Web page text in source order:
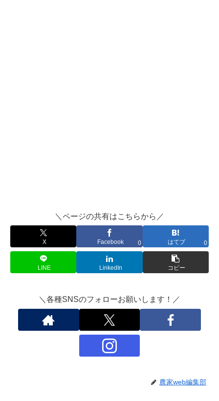
＼ページの共有はこちらから／
X Facebook 0 はてブ 0
LINE LinkedIn コピー
＼各種SNSのフォローお願いします！／
農家web編集部
X
Facebook